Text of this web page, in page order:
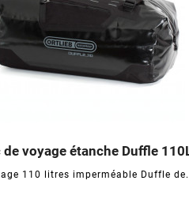
de voyage étanche Duffle
110 litres imperméable Duffle
   